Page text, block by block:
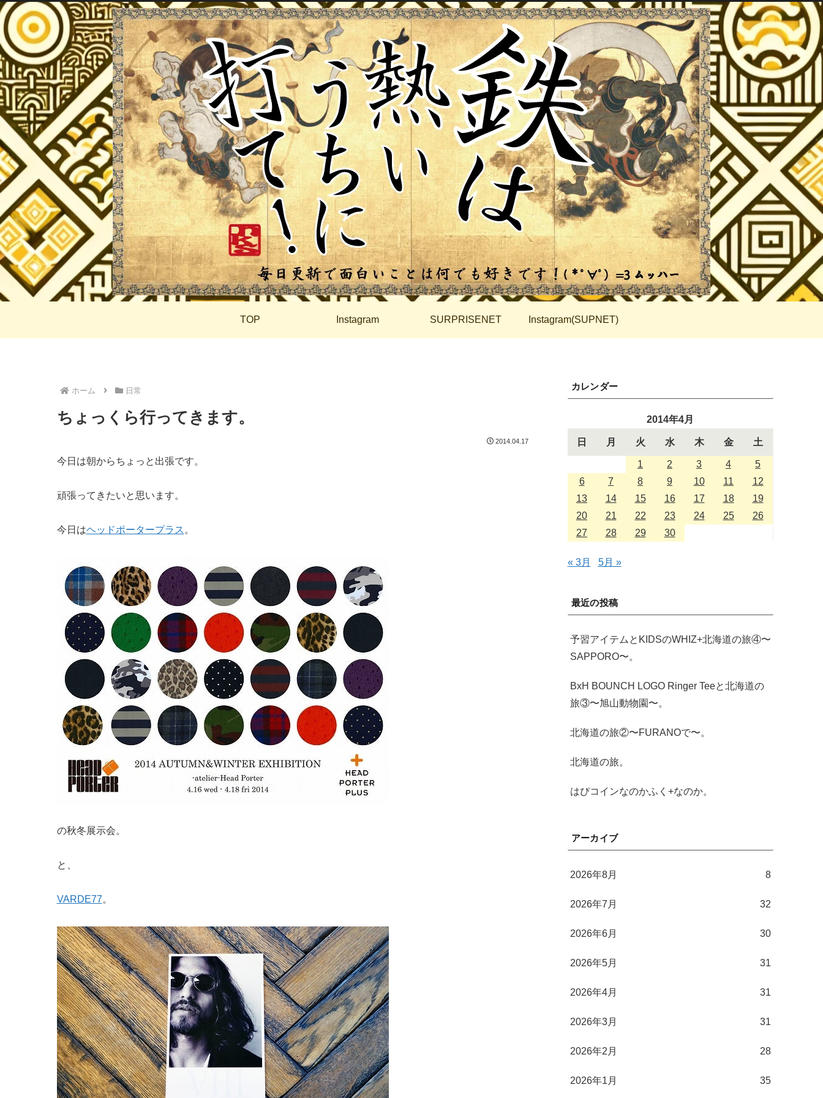
TOP Instagram SURPRISENET Instagram(SUPNET)
ホーム 日常
ちょっくら行ってきます。
2014.04.17
今日は朝からちょっと出張です。
頑張ってきたいと思います。
今日はヘッドポータープラス 。
の秋冬展示会。
と、
VARDE77。
カレンダー
2014年4月
日 月 火 水 木 金 土
1 2 3 4
5
6
7 8 9 10 11
12
13
14 15 16 17 18
19
20
21 22 23 24 25
26
27
28 29 30
« 3月 5月 »
最近の投稿
予習アイテムとKIDSのWHIZ+北海道の旅④〜
SAPPORO〜。
BxH BOUNCH LOGO Ringer Teeと北海道の
旅③〜旭山動物園〜。
北海道の旅②〜FURANOで〜。
北海道の旅。
はぴコインなのかふく+なのか。
アーカイブ
2026年8月 8
2026年7月 32
2026年6月 30
2026年5月 31
2026年4月 31
2026年3月 31
2026年2月 28
2026年1月 35